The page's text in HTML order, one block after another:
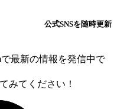
公式SNSを随時更新
で最新の情報を発信中で
みてください！